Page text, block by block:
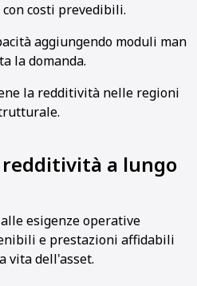
costi prevedibili.
aggiungendo moduli man
la domanda.
la redditività nelle regioni
redditività a lungo
alle esigenze operative
e prestazioni affidabili
vita dell'asset.